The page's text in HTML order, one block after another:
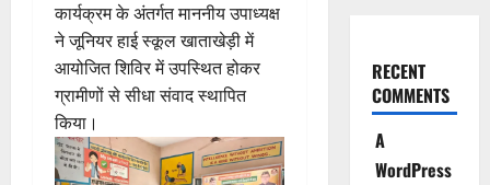
कार्यक्रम के अंतर्गत माननीय उपाध्यक्ष
ने जूनियर हाई स्कूल खाताखेड़ी में
आयोजित शिविर में उपस्थित होकर
ग्रामीणों से सीधा संवाद स्थापित
किया।
RECENT
COMMENTS
A
WordPress